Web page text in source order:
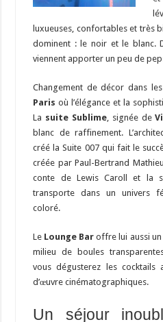
luxueuses, confortables et très
dominent : le noir et le blanc.
viennent apporter un peu de
Changement de décor dans
Parisoù l’élégance et la
La suite Sublime, signée de
blanc de raffinement.
créé la Suite 007 qui fait le
créée par Paul-Bertrand
conte de Lewis Caroll et la
transporte dans un univers
coloré.
Le Lounge Bar offre lui aussi
milieu de boules
vous dégusterez les
d’œuvre cinématographiques.
Un séjour